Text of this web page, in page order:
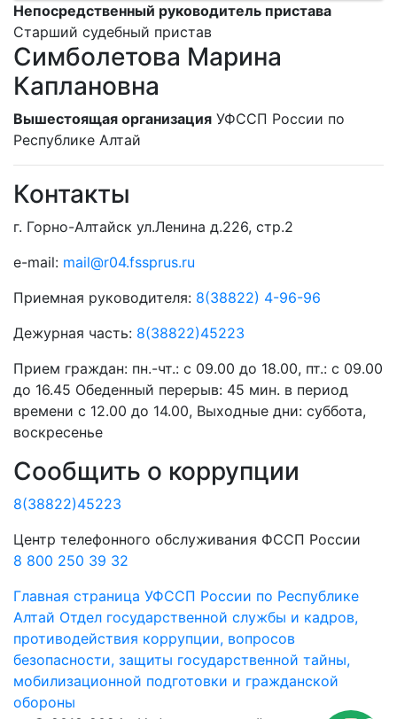
Непосредственный руководитель пристава
Старший судебный пристав
Симболетова Марина
Каплановна
Вышестоящая организация УФССП России по
Республике Алтай
Контакты
г. Горно-Алтайск ул.Ленина д.226, стр.2
e-mail: mail@r04.fssprus.ru
Приемная руководителя: 8(38822) 4-96-96
Дежурная часть: 8(38822)45223
Прием граждан: пн.-чт.: с 09.00 до 18.00, пт.: с 09.00
до 16.45 Обеденный перерыв: 45 мин. в период
времени с 12.00 до 14.00, Выходные дни: суббота,
воскресенье
Сообщить о коррупции
8(38822)45223
Центр телефонного обслуживания ФССП России
8 800 250 39 32
Главная страница УФССП России по Республике
Алтай Отдел государственной службы и кадров,
противодействия коррупции, вопросов
безопасности, защиты государственной тайны,
мобилизационной подготовки и гражданской
обороны